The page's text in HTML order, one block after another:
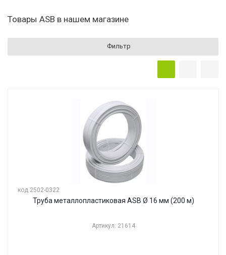
Товары ASB в нашем магазине
Фильтр
код 2502-0322
Труба металлопластиковая ASB Ø 16 мм (200 м)
Артикул: 21614